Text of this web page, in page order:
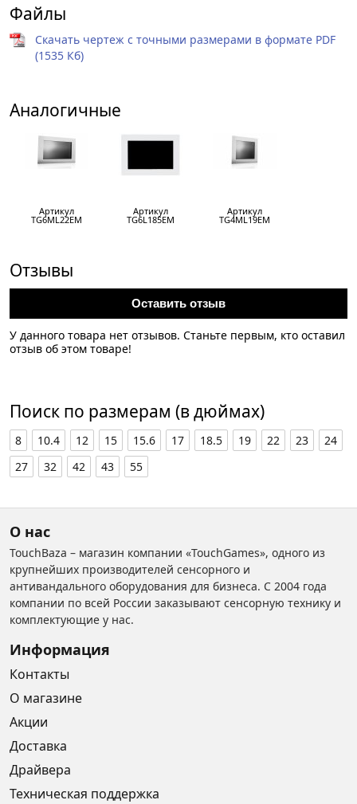
Файлы
Скачать чертеж с точными размерами в формате PDF
(1535 Кб)
Аналогичные
Артикул
TG6ML22EM
Артикул
TG6L185EM
Артикул
TG4ML19EM
Отзывы
Оставить отзыв
У данного товара нет отзывов. Станьте первым, кто оставил
отзыв об этом товаре!
Поиск по размерам (в дюймах)
8 10.4 12 15 15.6 17 18.5 19 22 23
24
27
32 42 43 55
О нас
TouchBaza – магазин компании «TouchGames», одного из
крупнейших производителей сенсорного и
антивандального оборудования для бизнеса. С 2004 года
компании по всей России заказывают сенсорную технику и
комплектующие у нас.
Информация
Контакты
О магазине
Акции
Доставка
Драйвера
Техническая поддержка